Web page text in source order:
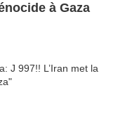
à Gaza